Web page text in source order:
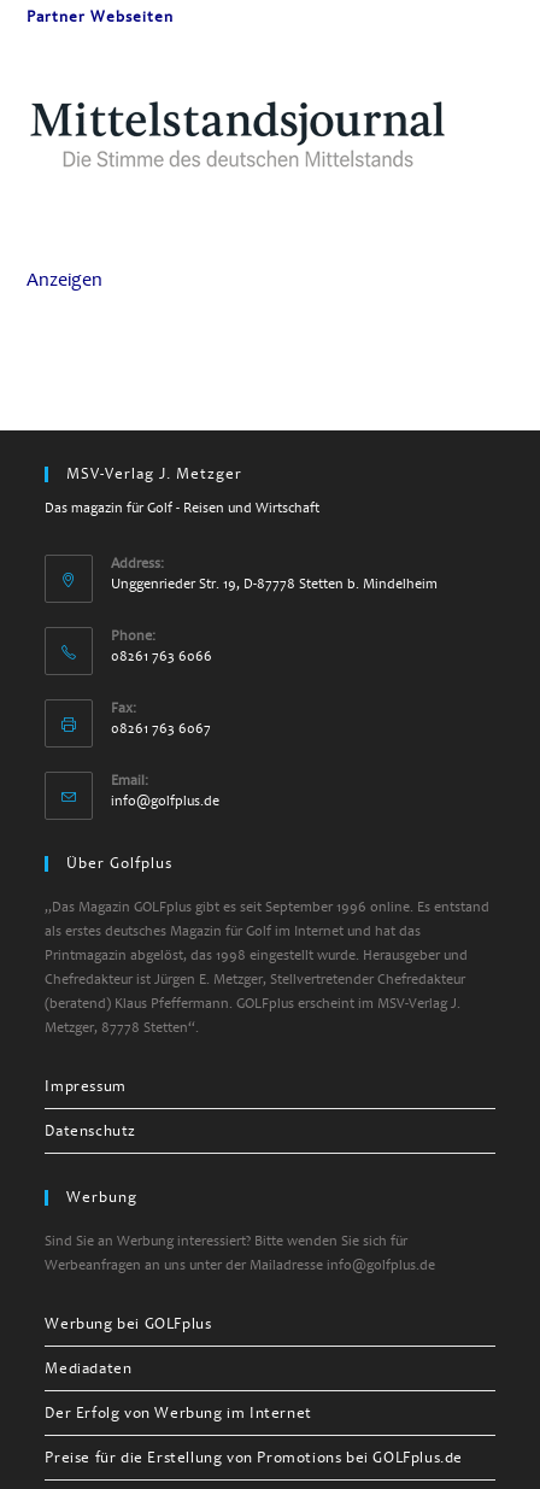
Partner Webseiten
Anzeigen
MSV-Verlag J. Metzger
Das magazin für Golf - Reisen und Wirtschaft
Address:
Unggenrieder Str. 19, D-87778 Stetten b. Mindelheim
Phone:
08261 763 6066
Fax:
08261 763 6067
Email:
info@golfplus.deOpens
Über Golfplus
„Das Magazin GOLFplus gibt es seit September 1996 online. Es entstand
als erstes deutsches Magazin für Golf im Internet und hat das
Printmagazin abgelöst, das 1998 eingestellt wurde. Herausgeber und
Chefredakteur ist Jürgen E. Metzger, Stellvertretender Chefredakteur
(beratend) Klaus Pfeffermann. GOLFplus erscheint im MSV-Verlag J.
Metzger, 87778 Stetten“.
Impressum
Datenschutz
Werbung
Sind Sie an Werbung interessiert? Bitte wenden Sie sich für
Werbeanfragen an uns unter der Mailadresse info@golfplus.de
Werbung bei GOLFplus
Mediadaten
Der Erfolg von Werbung im Internet
Preise für die Erstellung von Promotions bei GOLFplus.de